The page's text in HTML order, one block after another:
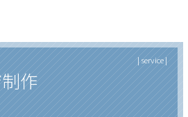
| service |
作